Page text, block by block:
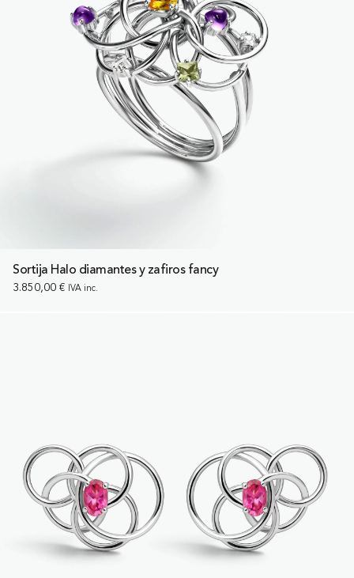
Sortija Halo diamantes y zafiros fancy
3.850,00 € IVA inc.